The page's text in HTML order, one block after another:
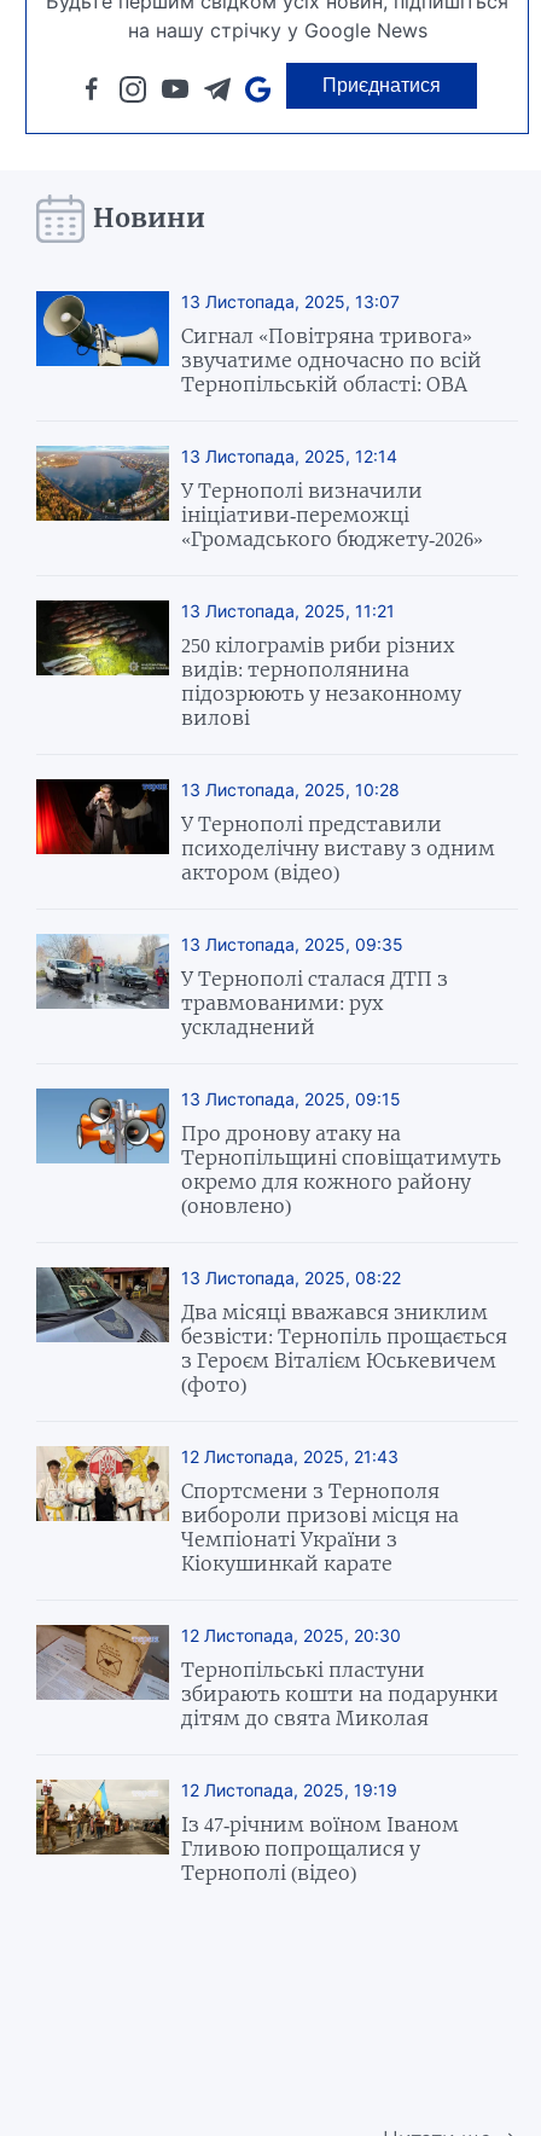
на нашу стрічку у Google News
Приєднатися
Новини
13 Листопада, 2025, 13:07
Сигнал «Повітряна тривога»
звучатиме одночасно по всій
Тернопільській області: ОВА
13 Листопада, 2025, 12:14
У Тернополі визначили
ініціативи-переможці
«Громадського бюджету-2026»
13 Листопада, 2025, 11:21
250 кілограмів риби різних
видів: тернополянина
підозрюють у незаконному
вилові
13 Листопада, 2025, 10:28
У Тернополі представили
психоделічну виставу з одним
актором (відео)
13 Листопада, 2025, 09:35
У Тернополі сталася ДТП з
травмованими: рух
ускладнений
13 Листопада, 2025, 09:15
Про дронову атаку на
Тернопільщині сповіщатимуть
окремо для кожного району
(оновлено)
13 Листопада, 2025, 08:22
Два місяці вважався зниклим
безвісти: Тернопіль прощається
з Героєм Віталієм Юськевичем
(фото)
12 Листопада, 2025, 21:43
Спортсмени з Тернополя
вибороли призові місця на
Чемпіонаті України з
Кіокушинкай карате
12 Листопада, 2025, 20:30
Тернопільські пластуни
збирають кошти на подарунки
дітям до свята Миколая
12 Листопада, 2025, 19:19
Із 47-річним воїном Іваном
Гливою попрощалися у
Тернополі (відео)